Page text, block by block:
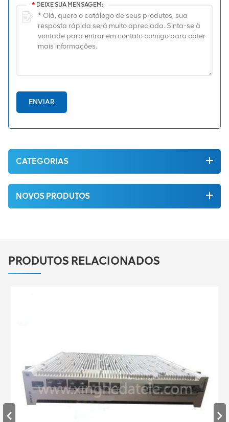
* DEIXE SUA MENSAGEM:
ENVIAR
CATEGORIAS
NOVOS PRODUTOS
PRODUTOS RELACIONADOS